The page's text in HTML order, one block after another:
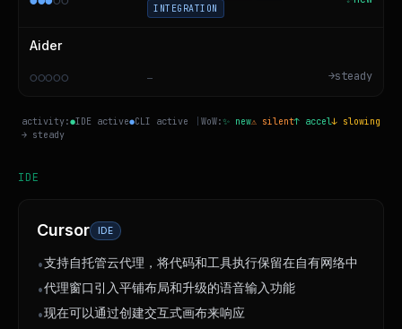
INTEGRATION
Aider
○○○○○ — →steady
activity:●IDE active●CLI active WoW:✨ new⚠ silent↑ accel↓ slowing
→ steady
IDE
Cursor IDE
•支持自托管云代理，将代码和工具执行保留在自有网络中
•代理窗口引入平铺布局和升级的语音输入功能
•现在可以通过创建交互式画布来响应